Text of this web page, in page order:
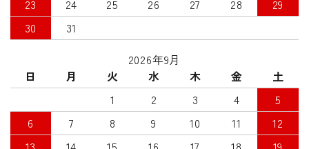
23
24 25 26 27 28
29
30
31
2026年9月
日
月 火 水 木 金
土
1
2 3 4
5
6
7 8 9 10 11
12